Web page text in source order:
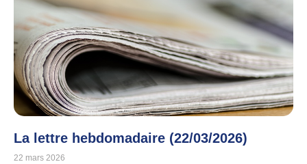
La lettre hebdomadaire (22/03/2026)
22 mars 2026